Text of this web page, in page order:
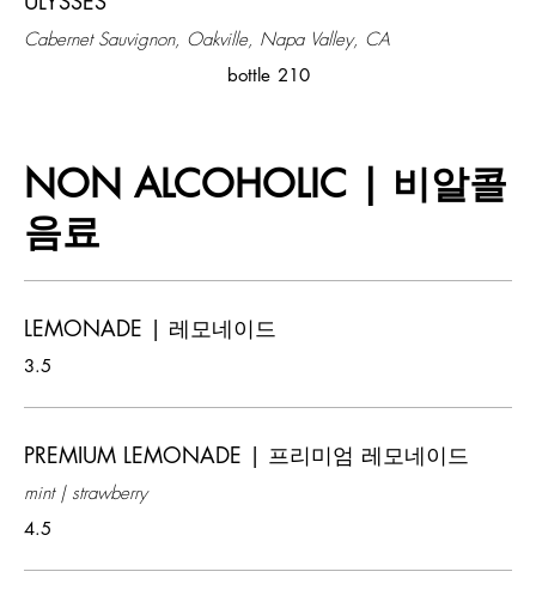
Cabernet Sauvignon, Oakville, Napa Valley, CA
bottle 210
NON ALCOHOLIC | 비알콜
음료
LEMONADE | 레모네이드
3.5
PREMIUM LEMONADE | 프리미엄 레모네이드
mint | strawberry
4.5